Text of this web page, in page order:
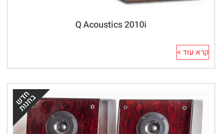
Q Acoustics 2010i
קרא עוד >